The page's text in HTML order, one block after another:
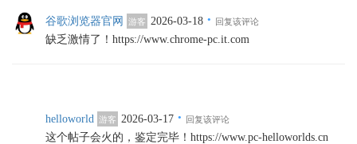
谷歌浏览器官网 游客 2026-03-18 · 回复该评论
缺乏激情了！https://www.chrome-pc.it.com
helloworld 游客 2026-03-17 · 回复该评论
这个帖子会火的，鉴定完毕！https://www.pc-helloworlds.cn